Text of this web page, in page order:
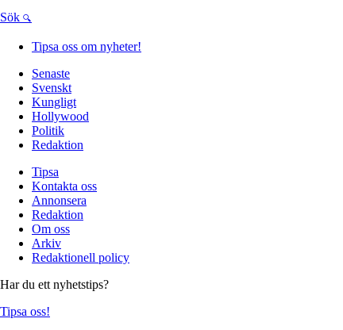
Sök
Tipsa oss om nyheter!
Senaste
Svenskt
Kungligt
Hollywood
Politik
Redaktion
Tipsa
Kontakta oss
Annonsera
Redaktion
Om oss
Arkiv
Redaktionell policy
Har du ett nyhetstips?
Tipsa oss!